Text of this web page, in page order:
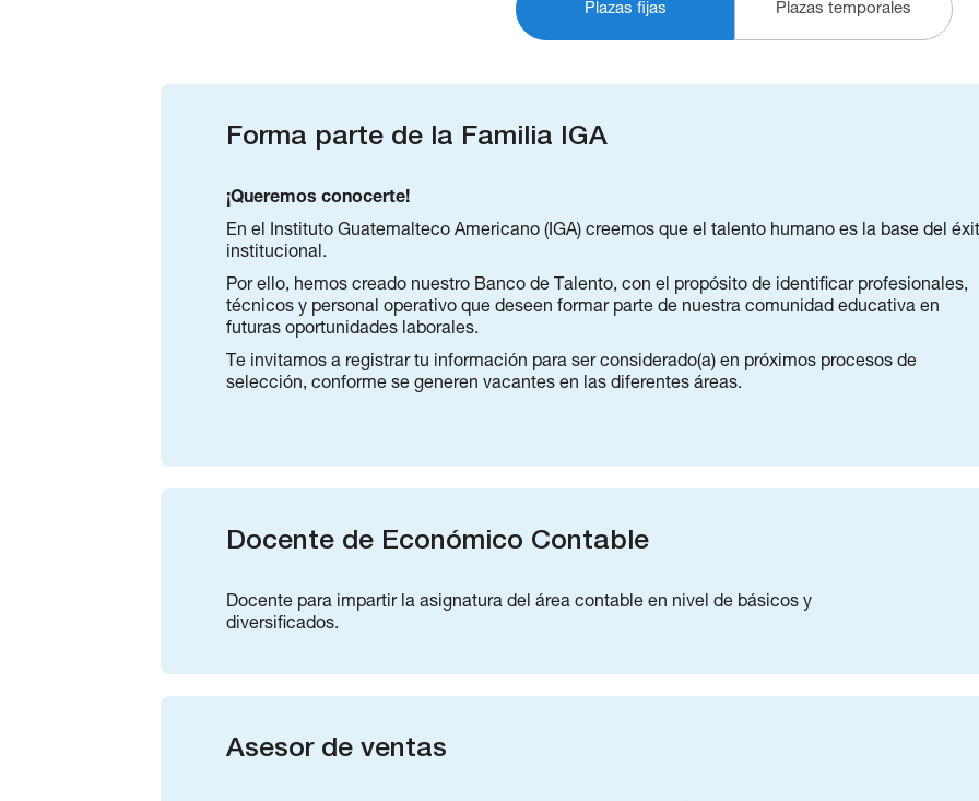
Plazas fijas Plazas temporales
Forma parte de la Familia IGA
¡Queremos conocerte!
En el Instituto Guatemalteco Americano (IGA) creemos que el talento humano es la base del
institucional.
Por ello, hemos creado nuestro Banco de Talento, con el propósito de identificar profesionales,
técnicos y personal operativo que deseen formar parte de nuestra comunidad educativa en
futuras oportunidades laborales.
Te invitamos a registrar tu información para ser considerado(a) en próximos procesos de
selección, conforme se generen vacantes en las diferentes áreas.
Docente de Económico Contable
Docente para impartir la asignatura del área contable en nivel de básicos y
diversificados.
Asesor de ventas